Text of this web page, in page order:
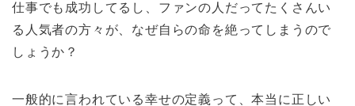
仕事でも成功してるし、ファンの人だってたくさんい
る人気者の方々が、なぜ自らの命を絶ってしまうので
しょうか？
一般的に言われている幸せの定義って、本当に正しい